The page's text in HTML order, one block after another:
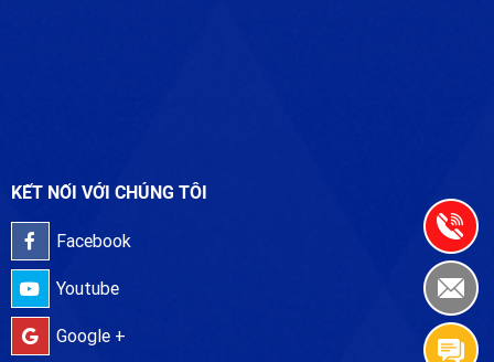
KẾT NỐI VỚI CHÚNG TÔI
Facebook
Youtube
Google +